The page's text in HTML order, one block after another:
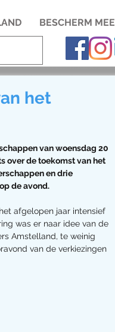
BESCHERM MEE
het
van woensdag 20
over de toekomst van het
en drie
de avond.
afgelopen jaar intensief
was er naar idee van de
Amstelland, te weinig
van de verkiezingen